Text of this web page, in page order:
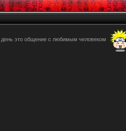
это общение с любимым человеком